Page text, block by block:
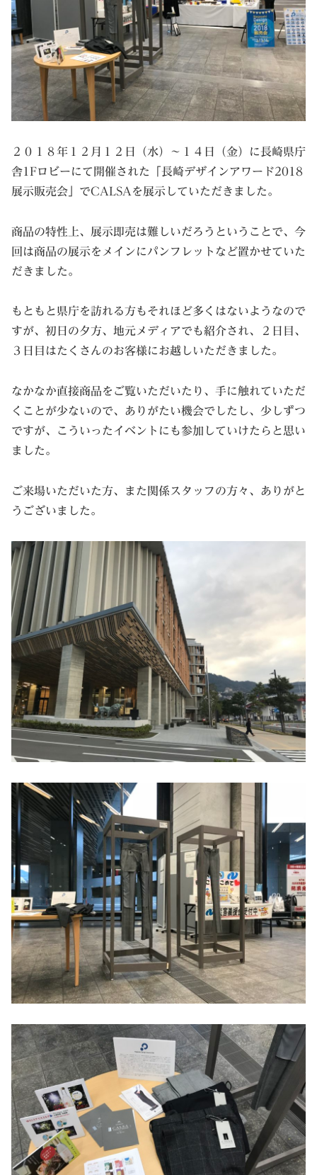
２０１８年１２月１２日（水）～１４日（金）に長崎県庁
舎1Fロビーにて開催された「長崎デザインアワード2018
展示販売会」でCALSAを展示していただきました。
商品の特性上、展示即売は難しいだろうということで、今
回は商品の展示をメインにパンフレットなど置かせていた
だきました。
もともと県庁を訪れる方もそれほど多くはないようなので
すが、初日の夕方、地元メディアでも紹介され、２日目、
３日目はたくさんのお客様にお越しいただきました。
なかなか直接商品をご覧いただいたり、手に触れていただ
くことが少ないので、ありがたい機会でしたし、少しずつ
ですが、こういったイベントにも参加していけたらと思い
ました。
ご来場いただいた方、また関係スタッフの方々、ありがと
うございました。